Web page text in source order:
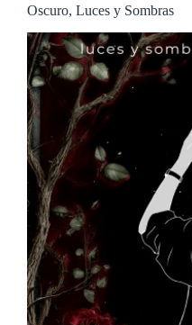
Oscuro, Luces y Sombras